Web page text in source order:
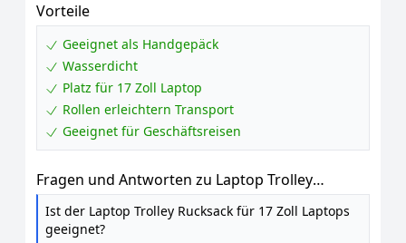
Vorteile
Geeignet als Handgepäck
Wasserdicht
Platz für 17 Zoll Laptop
Rollen erleichtern Transport
Geeignet für Geschäftsreisen
Fragen und Antworten zu Laptop Trolley
Rucksack Business Rolling 17 Zoll Laptop
Rucksack mit Rädern Handgepäck Groß
Ist der Laptop Trolley Rucksack für 17 Zoll Laptops
geeignet?